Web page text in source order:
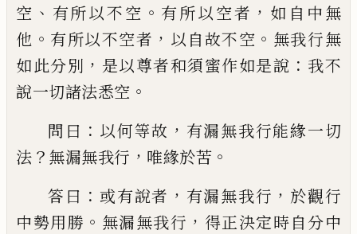
空 、 有所以不空 。 有所以空者 ， 如自中無
他 。 有所以不空者 ， 以自故不空 。 無我行無
如此分別 ， 是以尊者和須蜜作如是說 ： 我不
說一切諸法悉空 。
問曰 ： 以何等故 ， 有漏無我行能緣一切
法 ？ 無漏無我行 ， 唯緣於苦 。
答曰 ： 或有說者 ， 有漏無我行 ， 於觀行
中勢用勝 。 無漏無我行 ， 得正決定時自分中